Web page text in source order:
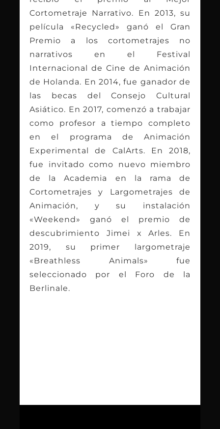
Cortometraje Narrativo. En 2013, su
película «Recycled» ganó el Gran
Premio a los cortometrajes no
narrativos en el Festival
Internacional de Cine de Animación
de Holanda. En 2014, fue ganador de
las becas del Consejo Cultural
Asiático. En 2017, comenzó a trabajar
como profesor a tiempo completo
en el programa de Animación
Experimental de CalArts. En 2018,
fue invitado como nuevo miembro
de la Academia en la rama de
Cortometrajes y Largometrajes de
Animación, y su instalación
«Weekend» ganó el premio de
descubrimiento Jimei x Arles. En
2019, su primer largometraje
«Breathless Animals» fue
seleccionado por el Foro de la
Berlinale.